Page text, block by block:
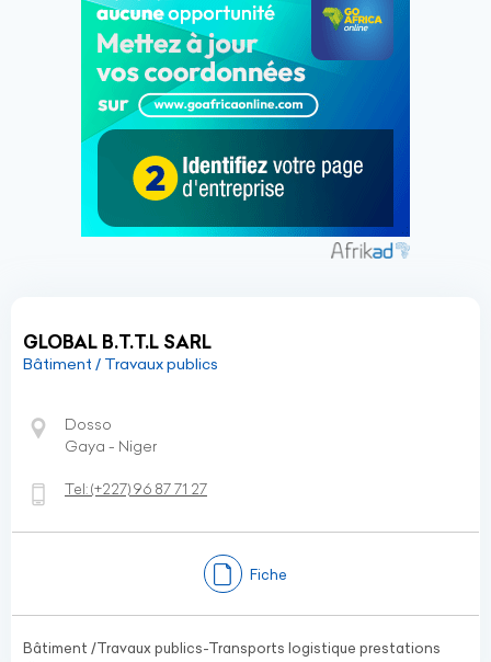
GLOBAL B.T.T.L SARL
Bâtiment / Travaux publics
Dosso
Gaya - Niger
Tel:(+227)96 87 71 27
Fiche
Bâtiment /Travaux publics-Transports logistique prestations